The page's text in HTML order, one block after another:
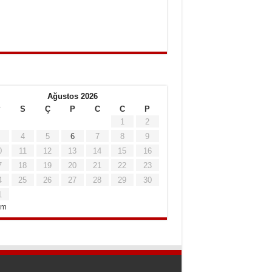
Ağustos 2026
S Ç P C C
P
1
2
4 5 6 7 8
9
11 12 13 14 15
16
18 19 20 21 22
23
25 26 27 28 29
30